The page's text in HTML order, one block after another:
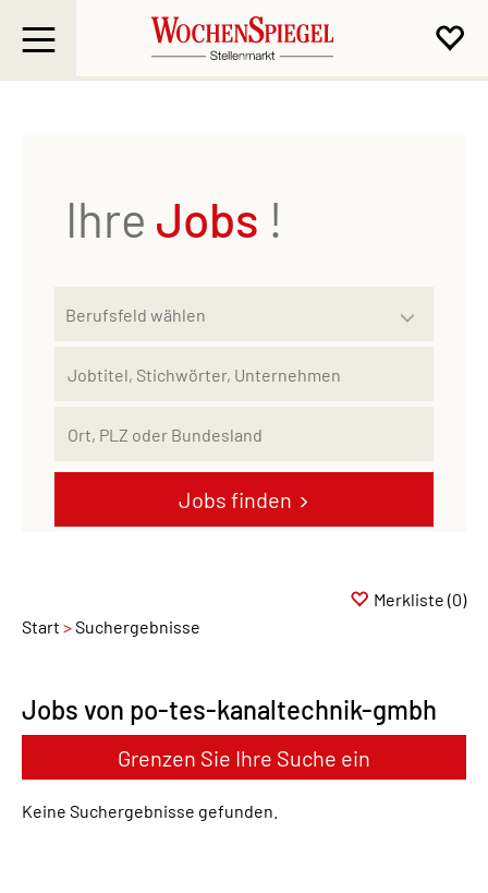
Ihre Jobs !
Jobs finden
Start Suchergebnisse
Merkliste (0)
Jobs von po-tes-kanaltechnik-gmbh
Grenzen Sie Ihre Suche ein
Keine Suchergebnisse gefunden.